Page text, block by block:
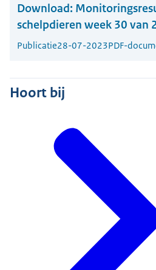
Download:
schelpdieren week 30 van
Publicatie28-07-2023PDF-
Hoort bij